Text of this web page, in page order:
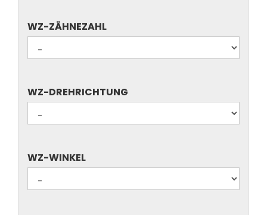
WZ-
ZÄHNEZAHL
WZ-ZÄHNEZAHL
WZ-
DREHRICHTUNG
WZ-DREHRICHTUNG
WZ-
WINKEL
WZ-WINKEL